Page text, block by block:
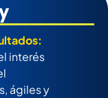
interés
ágiles y